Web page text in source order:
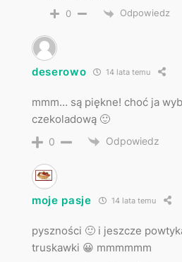
0 Odpowiedz
deserowo 14 lata temu
mmm… są piękne! choć ja
czekoladową 🙂
0 Odpowiedz
moje pasje 14 lata temu
pyszności 🙂 i jeszcze
truskawki 😀 mmmmmm